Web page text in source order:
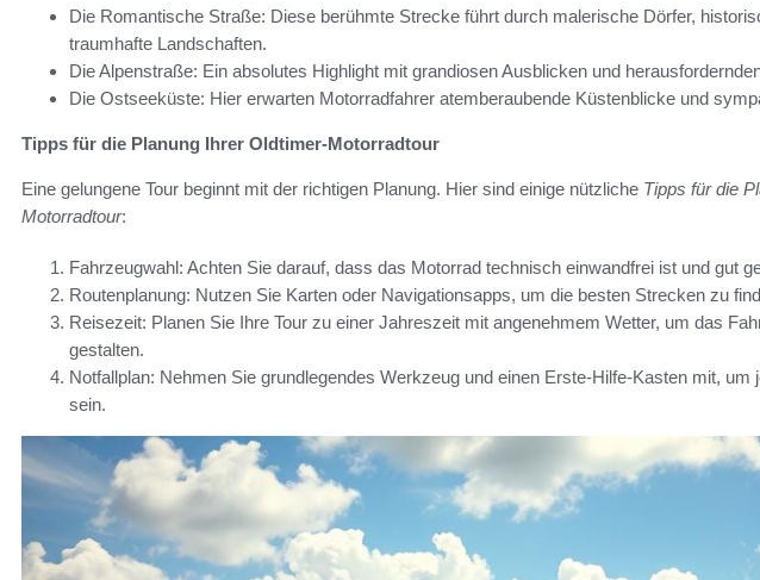
Die Romantische Straße: Diese berühmte Strecke führt durch malerische Dörfer,
traumhafte Landschaften.
Die Alpenstraße: Ein absolutes Highlight mit grandiosen Ausblicken und
Die Ostseeküste: Hier erwarten Motorradfahrer atemberaubende Küstenblicke und
Tipps für die Planung Ihrer Oldtimer-Motorradtour
Eine gelungene Tour beginnt mit der richtigen Planung. Hier sind einige nützliche Tipps für die
Motorradtour:
Fahrzeugwahl: Achten Sie darauf, dass das Motorrad technisch einwandfrei ist und gut
Routenplanung: Nutzen Sie Karten oder Navigationsapps, um die besten Strecken zu
Reisezeit: Planen Sie Ihre Tour zu einer Jahreszeit mit angenehmem Wetter, um das
gestalten.
Notfallplan: Nehmen Sie grundlegendes Werkzeug und einen Erste-Hilfe-Kasten mit, um
sein.